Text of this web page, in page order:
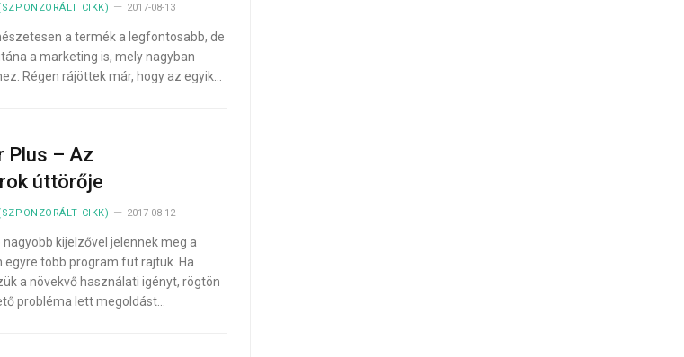
CIKK) 2017-08-13
a termék a legfontosabb, de
a marketing is, mely nagyban
Régen rájöttek már, hogy az egyik…
Plus – Az
úttörője
CIKK) 2017-08-12
nagyobb kijelzővel jelennek meg a
egyre több program fut rajtuk. Ha
a növekvő használati igényt, rögtön
probléma lett megoldást…